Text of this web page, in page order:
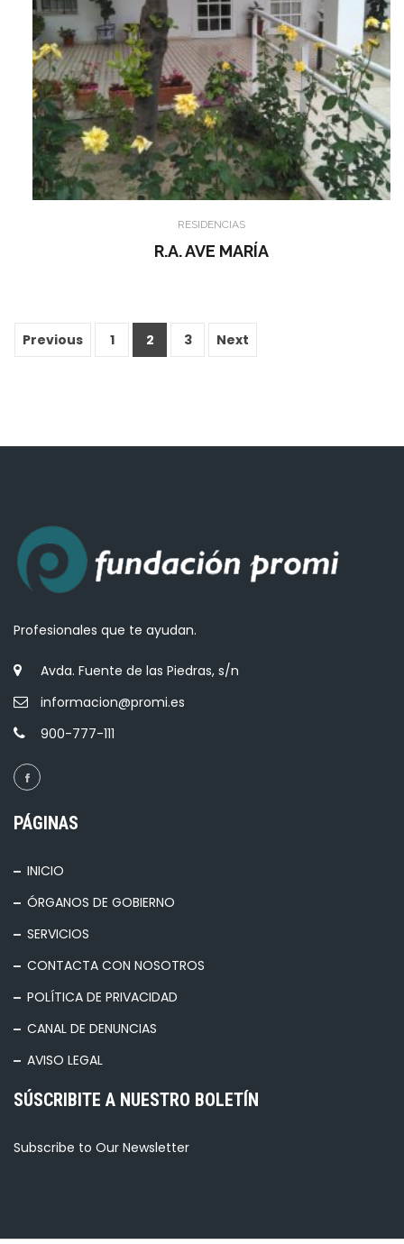
RESIDENCIAS
R.A. AVE MARÍA
Previous 1 2 3 Next
Profesionales que te ayudan.
Avda. Fuente de las Piedras, s/n
informacion@promi.es
900-777-111
PÁGINAS
INICIO
ÓRGANOS DE GOBIERNO
SERVICIOS
CONTACTA CON NOSOTROS
POLÍTICA DE PRIVACIDAD
CANAL DE DENUNCIAS
AVISO LEGAL
SÚSCRIBITE A NUESTRO BOLETÍN
Subscribe to Our Newsletter